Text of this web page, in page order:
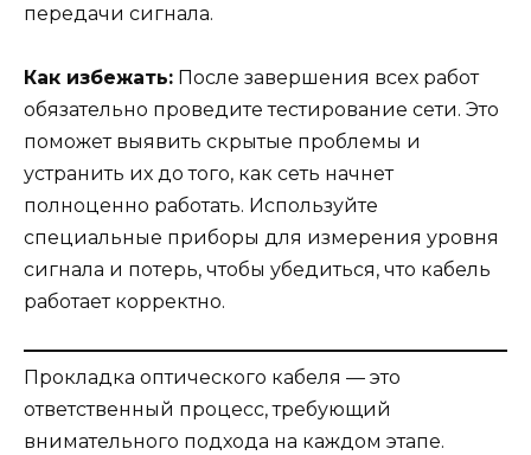
передачи сигнала.
Как избежать: После завершения всех работ
обязательно проведите тестирование сети. Это
поможет выявить скрытые проблемы и
устранить их до того, как сеть начнет
полноценно работать. Используйте
специальные приборы для измерения уровня
сигнала и потерь, чтобы убедиться, что кабель
работает корректно.
Прокладка оптического кабеля — это
ответственный процесс, требующий
внимательного подхода на каждом этапе.